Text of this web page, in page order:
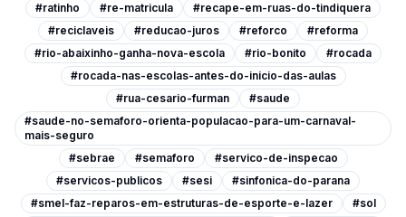
#ratinho
#re-matricula
#recape-em-ruas-do-tindiquera
#reciclaveis
#reducao-juros #reforco
#reforma
#rio-abaixinho-ganha-nova-escola
#rio-bonito
#rocada
#rocada-nas-escolas-antes-do-inicio-das-aulas
#rua-cesario-furman
#saude
#saude-no-semaforo-orienta-populacao-para-um-carnaval-
mais-seguro
#sebrae
#semaforo
#servico-de-inspecao
#servicos-publicos
#sesi
#sinfonica-do-parana
#smel-faz-reparos-em-estruturas-de-esporte-e-lazer
#sol